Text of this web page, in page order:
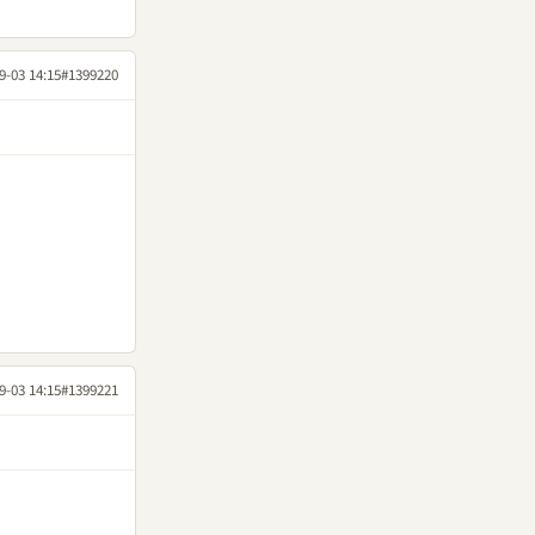
03 14:15#1399220
03 14:15#1399221